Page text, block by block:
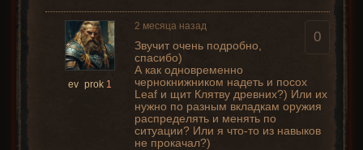
ev_prok 1
0
2 месяца назад
Звучит очень подробно,
спасибо)
А как одновременно
чернокнижником надеть и посох
Leaf и щит Клятву древних?) Или их
нужно по разным вкладкам оружия
распределять и менять по
ситуации? Или я что-то из навыков
не прокачал?)